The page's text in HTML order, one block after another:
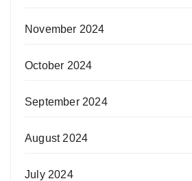
November 2024
October 2024
September 2024
August 2024
July 2024